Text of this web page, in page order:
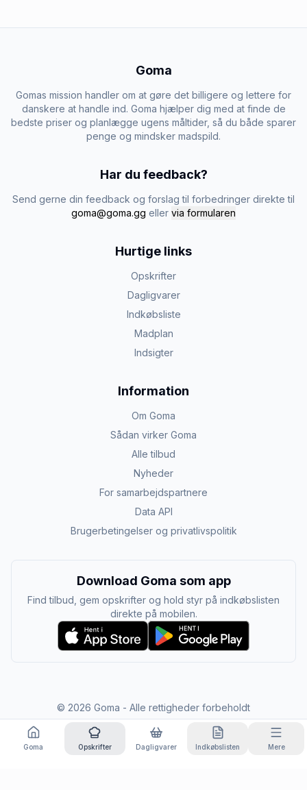
Goma
Gomas mission handler om at gøre det billigere og lettere for
danskere at handle ind. Goma hjælper dig med at finde de
bedste priser og planlægge ugens måltider, så du både sparer
penge og mindsker madspild.
Har du feedback?
Send gerne din feedback og forslag til forbedringer direkte til
goma@goma.gg eller via formularen
Hurtige links
Opskrifter
Dagligvarer
Indkøbsliste
Madplan
Indsigter
Information
Om Goma
Sådan virker Goma
Alle tilbud
Nyheder
For samarbejdspartnere
Data API
Brugerbetingelser og privatlivspolitik
Download Goma som app
Find tilbud, gem opskrifter og hold styr på indkøbslisten
direkte på mobilen.
© 2026 Goma - Alle rettigheder forbeholdt
Goma Opskrifter Dagligvarer Indkøbslisten Mere